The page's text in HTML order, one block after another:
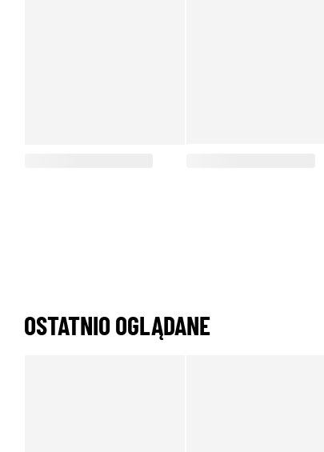
OSTATNIO OGLĄDANE